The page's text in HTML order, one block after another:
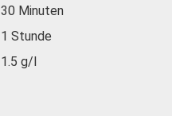
30 Minuten
1 Stunde
1.5 g/l